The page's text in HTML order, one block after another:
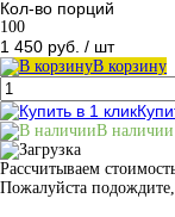
Кол-во порций
100
1 450 руб. / шт
В корзину
В наличии
Рассчитываем
Пожалуйста